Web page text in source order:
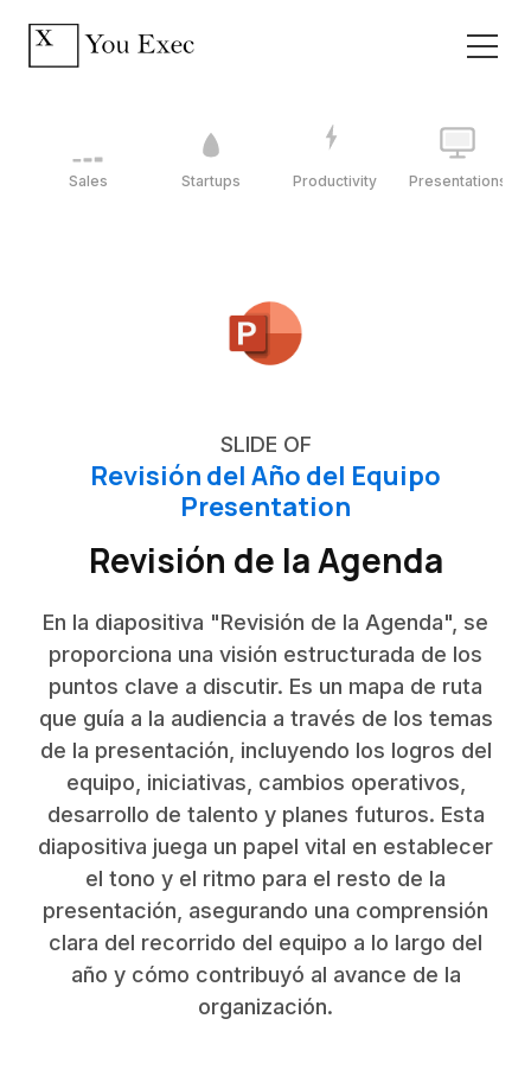
Sales Startups Productivity Presentations
SLIDE OF
Revisión del Año del Equipo
Presentation
Revisión de la Agenda
En la diapositiva "Revisión de la Agenda", se
proporciona una visión estructurada de los
puntos clave a discutir. Es un mapa de ruta
que guía a la audiencia a través de los temas
de la presentación, incluyendo los logros del
equipo, iniciativas, cambios operativos,
desarrollo de talento y planes futuros. Esta
diapositiva juega un papel vital en establecer
el tono y el ritmo para el resto de la
presentación, asegurando una comprensión
clara del recorrido del equipo a lo largo del
año y cómo contribuyó al avance de la
organización.